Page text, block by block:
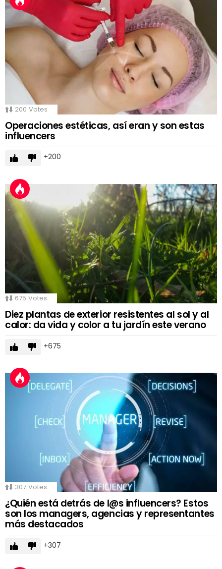
200 Votes
Operaciones estéticas, así eran y son estas
influencers
200
675 Votes
Diez plantas de exterior resistentes al sol y al
calor: da vida y color a tu jardín este verano
675
307 Votes
¿Quién está detrás de l@s influencers? Estos
son los managers, agencias y representantes
más destacados
307